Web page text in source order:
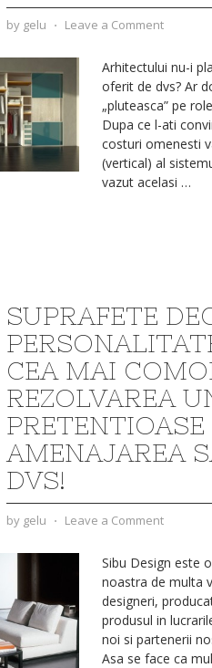
by gelu ⋅ Leave a Comment
Arhitectului nu-i
oferit de dvs? Ar
„pluteasca” pe
Dupa ce l-ati
costuri omenesti
(vertical) al
vazut acelasi …
SUPRAFETE
CEA MAI
REZOLVAREA
AMENAJAREA
DVS!
by gelu ⋅ Leave a Comment
Sibu Design este
noastra de multa
designeri,
produsul in
noi si partenerii
Asa se face ca